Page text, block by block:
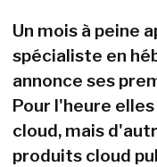
Un mois à peine
spécialiste en
annonce ses
Pour l'heure
cloud, mais
produits cloud